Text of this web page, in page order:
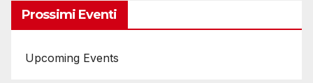
Prossimi Eventi
Upcoming Events